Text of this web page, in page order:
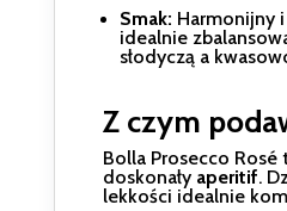
Smak: Harmonijny
idealnie
słodyczą a
Z czym
Bolla Prosecco
doskonały aperitif.
lekkości idealnie